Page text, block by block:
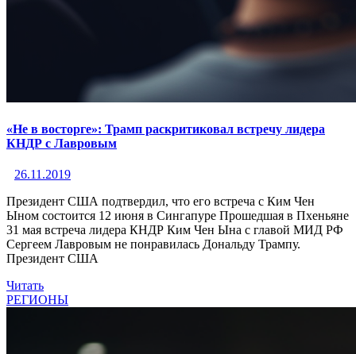
«Не в восторге»: Трамп раскритиковал встречу лидера
КНДР с Лавровым
26.11.2019
Президент США подтвердил, что его встреча с Ким Чен
Ыном состоится 12 июня в Сингапуре Прошедшая в Пхеньяне
31 мая встреча лидера КНДР Ким Чен Ына с главой МИД РФ
Сергеем Лавровым не понравилась Дональду Трампу.
Президент США
Читать
РЕГИОНЫ